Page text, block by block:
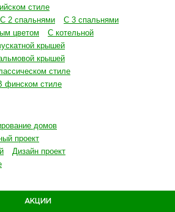
стиле
С 2 спальнями
С 3 спальнями
цветом
С котельной
крышей
крышей
стиле
финском стиле
домов
проект
Дизайн проект
АКЦИИ